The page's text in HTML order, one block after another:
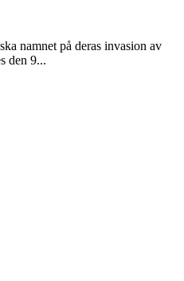
namnet på deras invasion av
den 9...